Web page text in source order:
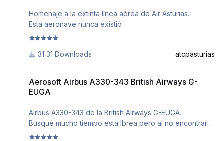
Homenaje a la extinta línea aérea de Air Asturias.
Esta aeronave nunca existió
31 Downloads atcpasturias
Aerosoft Airbus A330-343 British Airways G-
EUGA
Airbus A330-343 de la British Airways G-EUGA.
Busqué mucho tiempo esta lbrea pero al no encontrar
ninguna, me decidí a intentar y hacer una. He intentado